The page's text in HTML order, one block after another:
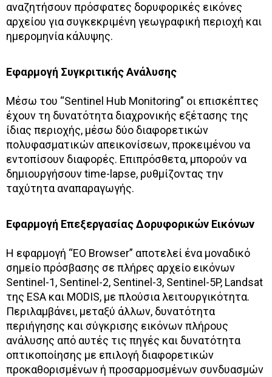
αναζητήσουν πρόσφατες δορυφορικές εικόνες
αρχείου για συγκεκριμένη γεωγραφική περιοχή και
ημερομηνία κάλυψης.
Εφαρμογή Συγκριτικής Ανάλυσης
Μέσω του “Sentinel Hub Monitoring” οι επισκέπτες
έχουν τη δυνατότητα διαχρονικής εξέτασης της
ίδιας περιοχής, μέσω δύο διαφορετικών
πολυφασματικών απεικονίσεων, προκειμένου να
εντοπίσουν διαφορές. Επιπρόσθετα, μπορούν να
δημιουργήσουν time-lapse, ρυθμίζοντας την
ταχύτητα αναπαραγωγής.
Εφαρμογή Επεξεργασίας Δορυφορικών Εικόνων
Η εφαρμογή “EO Browser” αποτελεί ένα μοναδικό
σημείο πρόσβασης σε πλήρες αρχείο εικόνων
Sentinel-1, Sentinel-2, Sentinel-3, Sentinel-5P, Landsat
της ESA και MODIS, με πλούσια λειτουργικότητα.
Περιλαμβάνει, μεταξύ άλλων, δυνατότητα
περιήγησης και σύγκρισης εικόνων πλήρους
ανάλυσης από αυτές τις πηγές και δυνατότητα
οπτικοποίησης με επιλογή διαφορετικών
προκαθορισμένων ή προσαρμοσμένων συνδυασμών